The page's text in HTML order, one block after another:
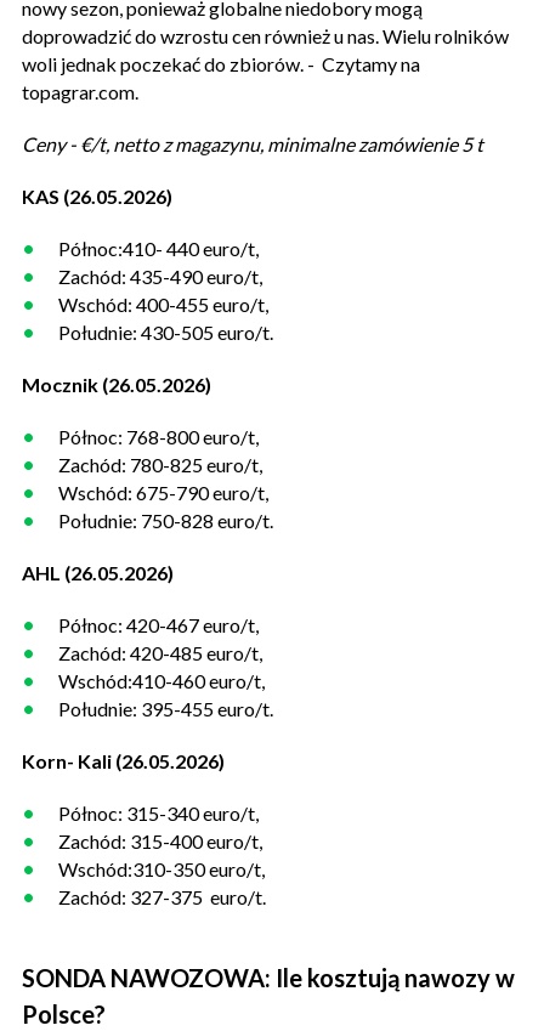
nowy sezon, ponieważ globalne niedobory mogą
doprowadzić do wzrostu cen również u nas. Wielu rolników
woli jednak poczekać do zbiorów. - Czytamy na
topagrar.com.
Ceny - €/t, netto z magazynu, minimalne zamówienie 5 t
KAS (26.05.2026)
Północ:410- 440 euro/t,
Zachód: 435-490 euro/t,
Wschód: 400-455 euro/t,
Południe: 430-505 euro/t.
Mocznik (26.05.2026)
Północ: 768-800 euro/t,
Zachód: 780-825 euro/t,
Wschód: 675-790 euro/t,
Południe: 750-828 euro/t.
AHL (26.05.2026)
Północ: 420-467 euro/t,
Zachód: 420-485 euro/t,
Wschód:410-460 euro/t,
Południe: 395-455 euro/t.
Korn- Kali (26.05.2026)
Północ: 315-340 euro/t,
Zachód: 315-400 euro/t,
Wschód:310-350 euro/t,
Zachód: 327-375 euro/t.
SONDA NAWOZOWA: Ile kosztują nawozy w
Polsce?